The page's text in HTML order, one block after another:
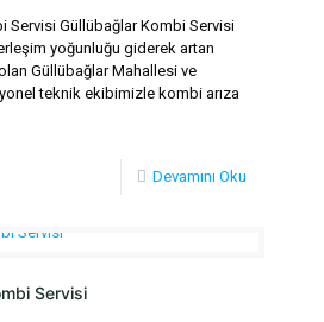
Servisi Güllübağlar Kombi Servisi
yoğunluğu giderek artan
Güllübağlar Mahallesi ve
teknik ekibimizle kombi arıza
Devamını Oku
Servisi